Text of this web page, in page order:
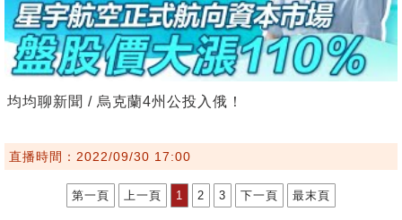
均均聊新聞 / 烏克蘭4州公投入俄！
直播時間：2022/09/30 17:00
第一頁 上一頁 1 2 3 下一頁 最末頁